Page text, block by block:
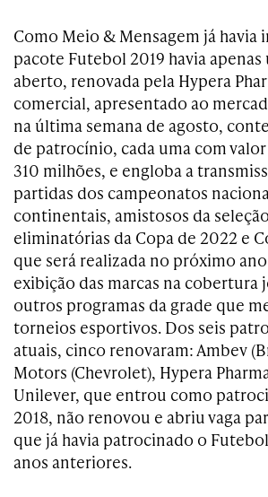
Como Meio & Mensagem já havia
pacote Futebol 2019 havia apenas
aberto, renovada pela Hypera
comercial, apresentado ao
na última semana de agosto,
de patrocínio, cada uma com
310 milhões, e engloba a
partidas dos campeonatos
continentais, amistosos da
eliminatórias da Copa de 2022 e
que será realizada no próximo
exibição das marcas na cobertura
outros programas da grade que
torneios esportivos. Dos seis
atuais, cinco renovaram: Ambev
Motors (Chevrolet), Hypera
Unilever, que entrou como
2018, não renovou e abriu vaga
que já havia patrocinado o
anos anteriores.